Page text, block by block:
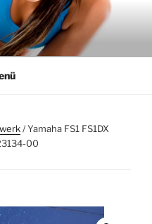
/ Yamaha FS1 FS1DX
00